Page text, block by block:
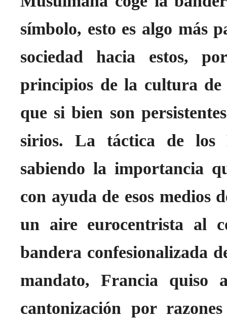
símbolo, esto es algo más
sociedad hacia estos,
principios de la cultura
que si bien son
sirios. La táctica de los
sabiendo la importancia
con ayuda de esos medios
un aire eurocentrista al
bandera confesionalizada
mandato, Francia quiso
cantonización por